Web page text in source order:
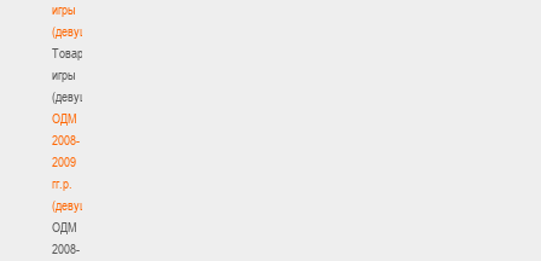
игры
(девушки)
Товарищеские
игры
(девушки)
ОДМ
2008-
2009
гг.р.
(девушки)
ОДМ
2008-